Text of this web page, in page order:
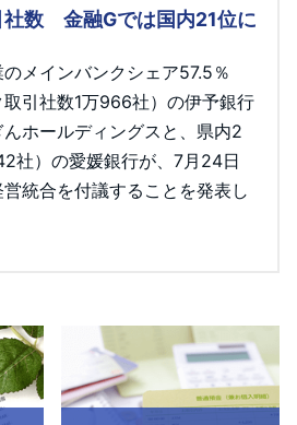
社数 金融Gでは国内21位に
メインバンクシェア57.5％
取引社数1万966社）の伊予銀行
ホールディングスと、県内2
社）の愛媛銀行が、7月24日
統合を付議することを発表し